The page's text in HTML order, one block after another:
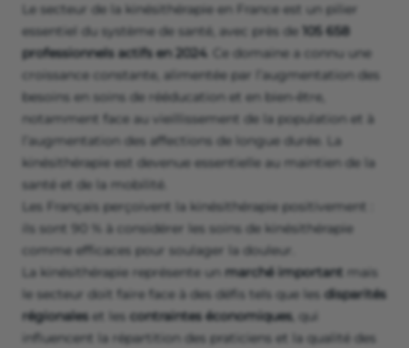
Le secteur de la kinésithérapie en France est un pilier
essentiel du système de santé, avec près de 105 658
professionnels actifs en 2024. Ce domaine a connu une
croissance constante, alimentée par l’augmentation des
besoins en soins de rééducation et en bien-être,
notamment face au vieillissement de la population et à
l’augmentation des affections de longue durée. La
kinésithérapie est devenue essentielle au maintien de la
santé et de la mobilité.
Les Français perçoivent la kinésithérapie positivement :
ils sont 90 % à considérer les soins de kinésithérapie
comme efficaces pour soulager la douleur.
La kinésithérapie représente un marché important mais
le secteur doit faire face à des défis tels que les disparités
régionales et les contraintes économiques, qui
influencent la répartition des praticiens et la qualité des